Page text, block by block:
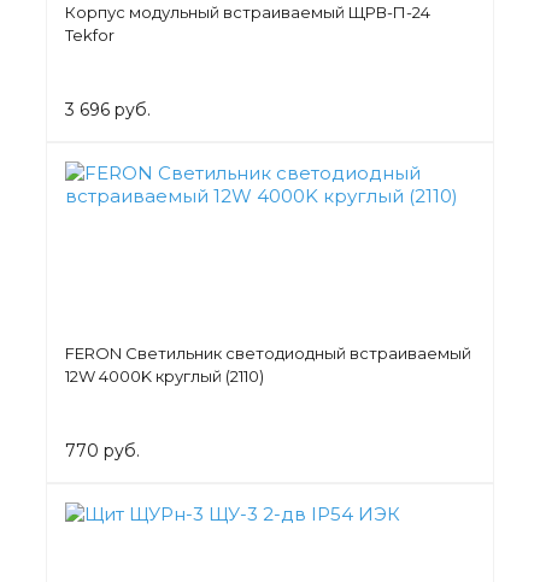
Корпус модульный встраиваемый ЩРВ-П-24
Tekfor
3 696 руб.
FERON Светильник светодиодный встраиваемый
12W 4000K круглый (2110)
770 руб.